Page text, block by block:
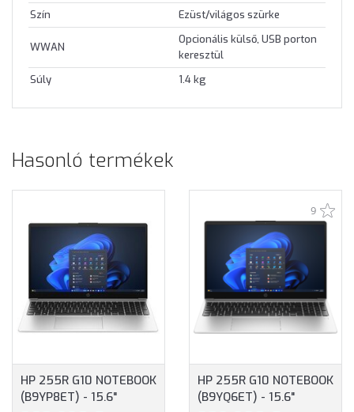
Szín
Ezüst/világos szürke
WWAN
Opcionális külső, USB porton
keresztül
Súly
1.4 kg
Hasonló termékek
HP 255R G10 NOTEBOOK
(B9YP8ET) - 15.6"
9
HP 255R G10 NOTEBOOK
(B9YQ6ET) - 15.6"